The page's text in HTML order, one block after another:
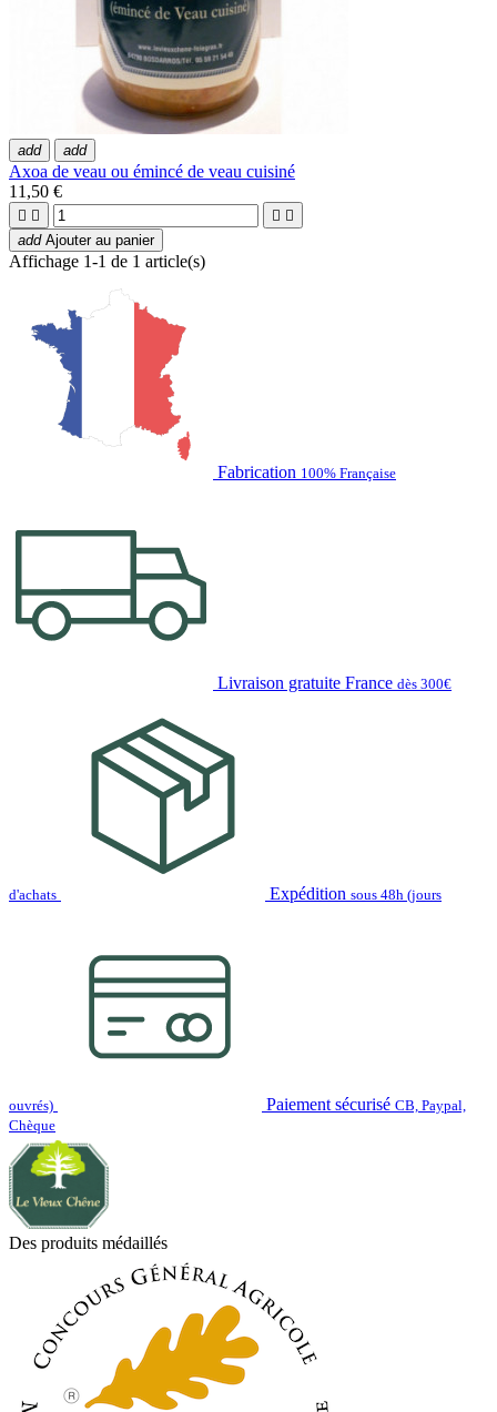
add add
Axoa de veau ou émincé de veau cuisiné
11,50 €
   
add Ajouter au panier
Affichage 1-1 de 1 article(s)
Fabrication 100% Française
Livraison gratuite France dès 300€
d'achats Expédition sous 48h (jours
ouvrés) Paiement sécurisé CB, Paypal,
Chèque
Des produits médaillés